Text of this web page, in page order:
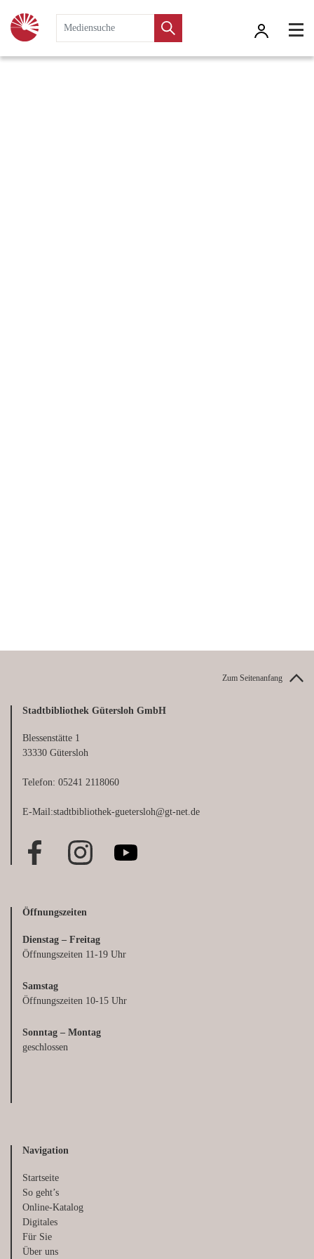
Zum Seitenanfang
Stadtbibliothek Gütersloh GmbH
Blessenstätte 1
33330 Gütersloh
Telefon: 05241 2118060
E-Mail:stadtbibliothek-guetersloh@gt-net.de
Öffnungszeiten
Dienstag – Freitag
Öffnungszeiten 11-19 Uhr
Samstag
Öffnungszeiten 10-15 Uhr
Sonntag – Montag
geschlossen
Navigation
Startseite
So geht’s
Online-Katalog
Digitales
Für Sie
Über uns